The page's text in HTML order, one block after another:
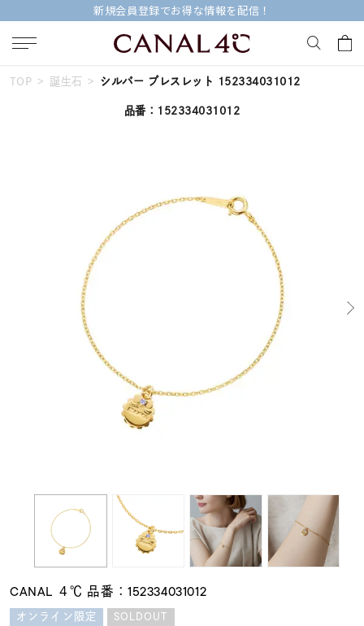
新規会員登録でお得な情報を配信！
キーワードで検索する
#ハーフエタニティリング
#ダイヤモンド ネックレス
Canal４℃
すべてのジュエリー
モチーフ
石の色
TOP 誕生石 シルバー ブレスレット 152334031012
品番：152334031012
CANAL ４℃ 品番：152334031012
オンライン限定
SOLDOUT